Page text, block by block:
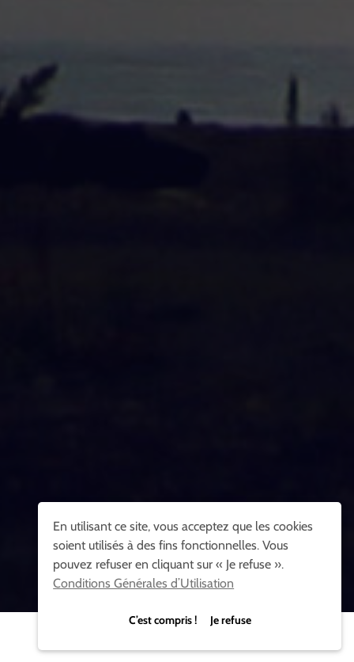
En utilisant ce site, vous acceptez que les cookies
soient utilisés à des fins fonctionnelles. Vous
pouvez refuser en cliquant sur « Je refuse ».
Conditions Générales d’Utilisation
C’est compris ! Je refuse